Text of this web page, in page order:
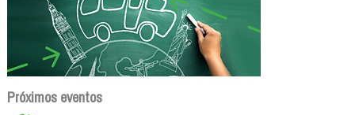
Próximos eventos